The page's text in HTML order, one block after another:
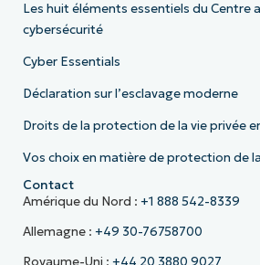
Les huit éléments essentiels du Centre
cybersécurité
Cyber Essentials
Déclaration sur l’esclavage moderne
Droits de la protection de la vie privée
Vos choix en matière de protection de
Contact
Amérique du Nord : +1 888 542-8339
Allemagne : +49 30-76758700